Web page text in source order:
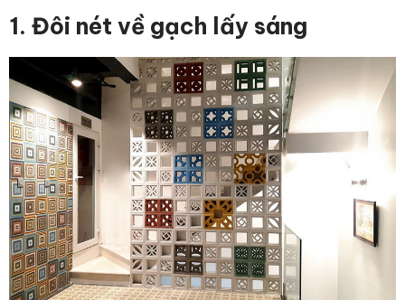
1. Đôi nét về gạch lấy sáng